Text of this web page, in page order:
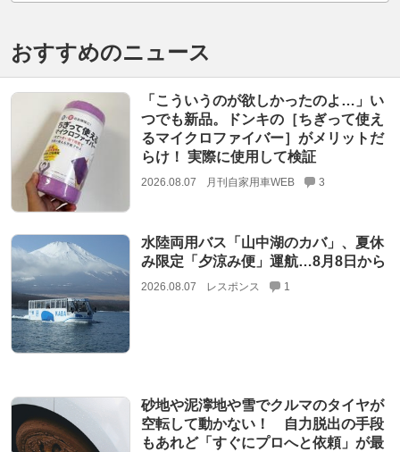
おすすめのニュース
「こういうのが欲しかったのよ…」い
つでも新品。ドンキの［ちぎって使え
るマイクロファイバー］がメリットだ
らけ！ 実際に使用して検証
2026.08.07 月刊自家用車WEB 3
水陸両用バス「山中湖のカバ」、夏休
み限定「夕涼み便」運航…8月8日から
2026.08.07 レスポンス 1
砂地や泥濘地や雪でクルマのタイヤが
空転して動かない！ 自力脱出の手段
もあれど「すぐにプロへと依頼」が最